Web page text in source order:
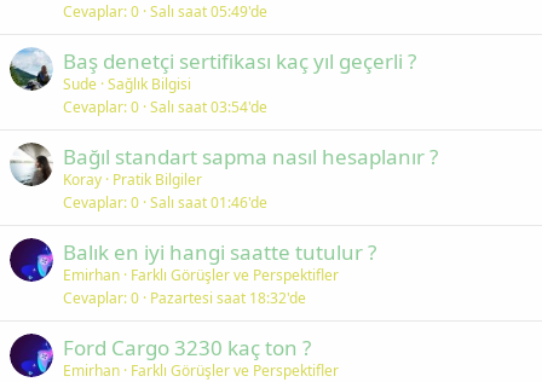
Cevaplar 0 Salı saat 05:49'de
Baş denetçi sertifikası kaç yıl geçerli ?
Sude Sağlık Bilgisi
Cevaplar 0 Salı saat 03:54'de
Bağıl standart sapma nasıl hesaplanır ?
Koray Pratik Bilgiler
Cevaplar 0 Salı saat 01:46'de
Balık en iyi hangi saatte tutulur ?
Emirhan Farklı Görüşler ve Perspektifler
Cevaplar 0 Pazartesi saat 18:32'de
Ford Cargo 3230 kaç ton ?
Emirhan Farklı Görüşler ve Perspektifler